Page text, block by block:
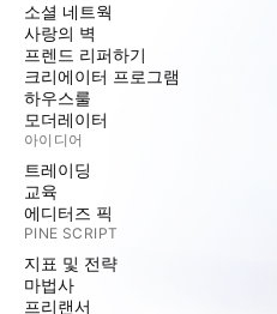
소셜 네트웍
사랑의 벽
프렌드 리퍼하기
크리에이터 프로그램
하우스룰
모더레이터
아이디어
트레이딩
교육
에디터즈 픽
PINE SCRIPT
지표 및 전략
마법사
프리랜서